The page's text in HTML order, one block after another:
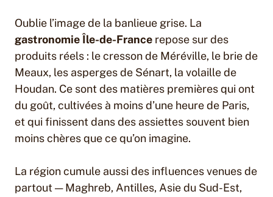
Oublie l’image de la banlieue grise. La
gastronomie Île-de-France repose sur des
produits réels : le cresson de Méréville, le brie de
Meaux, les asperges de Sénart, la volaille de
Houdan. Ce sont des matières premières qui ont
du goût, cultivées à moins d’une heure de Paris,
et qui finissent dans des assiettes souvent bien
moins chères que ce qu’on imagine.
La région cumule aussi des influences venues de
partout — Maghreb, Antilles, Asie du Sud-Est,